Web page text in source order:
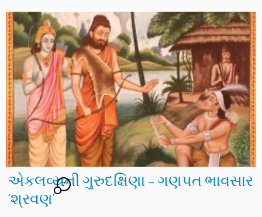
એકલવ્યની ગુરુદક્ષિણા – ગણપત ભાવસાર
‘શ્રવણ’
7